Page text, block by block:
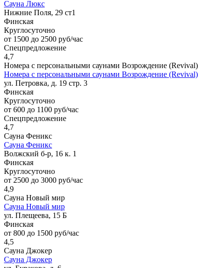
Сауна Люкс
Нижние Поля, 29 ст1
Финская
Круглосуточно
от 1500 до 2500 руб/час
Спецпредложение
4,7
Номера с персональными саунами Возрождение (Revival)
Номера с персональными саунами Возрождение (Revival)
ул. Петровка, д. 19 стр. 3
Финская
Круглосуточно
от 600 до 1100 руб/час
Спецпредложение
4,7
Сауна Феникс
Сауна Феникс
Волжский б-р, 16 к. 1
Финская
Круглосуточно
от 2500 до 3000 руб/час
4,9
Сауна Новый мир
Сауна Новый мир
ул. Плещеева, 15 Б
Финская
от 800 до 1500 руб/час
4,5
Сауна Джокер
Сауна Джокер